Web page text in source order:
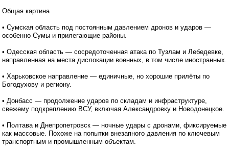
Общая картина
• Сумская область под постоянным давлением дронов и ударов —
особенно Сумы и прилегающие районы.
• Одесская область — сосредоточенная атака по Тузлам и Лебедевке,
направленная на места дислокации военных, в том числе иностранных.
• Харьковское направление — единичные, но хорошие прилёты по
Богодухову и региону.
• Донбасс — продолжение ударов по складам и инфраструктуре,
свежему подкреплению ВСУ, включая Александровку и Новодонецкое.
• Полтава и Днепропетровск — ночные удары с дронами, фиксируемые
как массовые. Похоже на попытки внезапного давления по ключевым
транспортным и промышленным объектам.